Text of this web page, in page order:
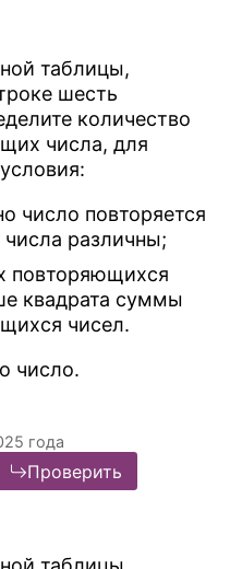
таблицы,
шесть
количество
числа, для
число повторяется
различны;
повторяющихся
квадрата суммы
чисел.
число.
года
Проверить